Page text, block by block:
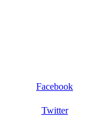
Facebook
Twitter